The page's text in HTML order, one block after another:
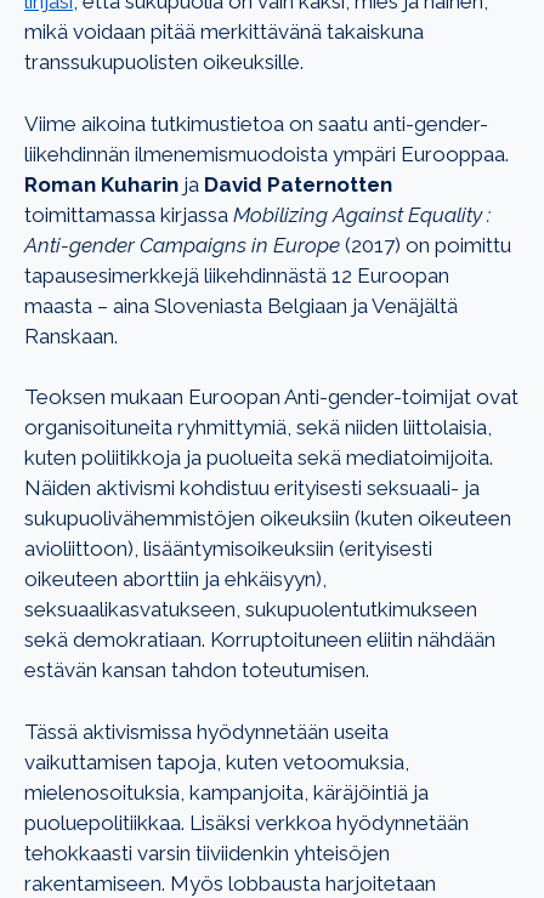
mikä voidaan pitää merkittävänä takaiskuna
transsukupuolisten oikeuksille.
Viime aikoina tutkimustietoa on saatu anti-gender-
liikehdinnän ilmenemismuodoista ympäri Eurooppaa.
Roman Kuharin ja David Paternotten
toimittamassa kirjassa Mobilizing Against Equality :
Anti-gender Campaigns in Europe (2017) on poimittu
tapausesimerkkejä liikehdinnästä 12 Euroopan
maasta – aina Sloveniasta Belgiaan ja Venäjältä
Ranskaan.
Teoksen mukaan Euroopan Anti-gender-toimijat ovat
organisoituneita ryhmittymiä, sekä niiden liittolaisia,
kuten poliitikkoja ja puolueita sekä mediatoimijoita.
Näiden aktivismi kohdistuu erityisesti seksuaali- ja
sukupuolivähemmistöjen oikeuksiin (kuten oikeuteen
avioliittoon), lisääntymisoikeuksiin (erityisesti
oikeuteen aborttiin ja ehkäisyyn),
seksuaalikasvatukseen, sukupuolentutkimukseen
sekä demokratiaan. Korruptoituneen eliitin nähdään
estävän kansan tahdon toteutumisen.
Tässä aktivismissa hyödynnetään useita
vaikuttamisen tapoja, kuten vetoomuksia,
mielenosoituksia, kampanjoita, käräjöintiä ja
puoluepolitiikkaa. Lisäksi verkkoa hyödynnetään
tehokkaasti varsin tiiviidenkin yhteisöjen
rakentamiseen. Myös lobbausta harjoitetaan